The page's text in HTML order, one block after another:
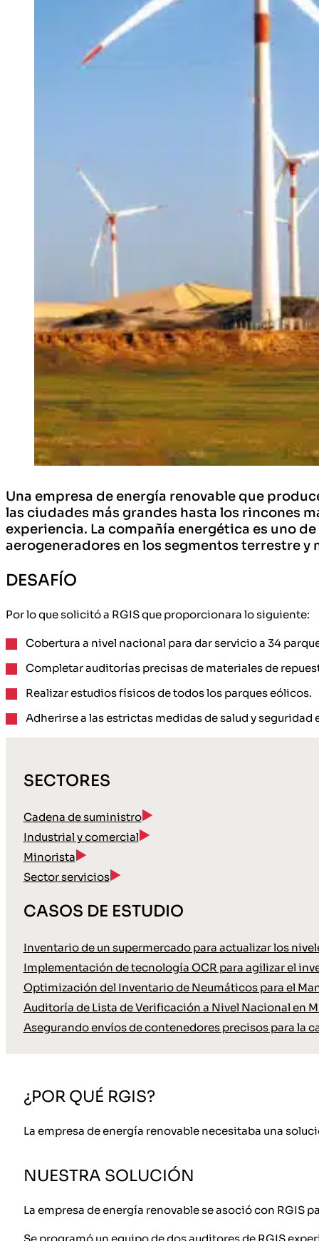
Una empresa de energía renovable que
las ciudades más grandes hasta los rincones
experiencia. La compañía energética es uno
aerogeneradores en los segmentos terrestre y
DESAFÍO
Por lo que solicitó a RGIS que proporcionara lo siguiente:
Cobertura a nivel nacional para dar servicio a 34
Completar auditorías precisas de materiales de
Realizar estudios físicos de todos los parques eólicos.
Adherirse a las estrictas medidas de salud y seguridad
SECTORES
Cadena de suministro
Industrial y comercial
Minorista
Sector servicios
CASOS DE ESTUDIO
Inventario de un supermercado para actualizar los
Implementación de tecnología OCR para agilizar el
Optimización del Inventario de Neumáticos para el
Auditoría de Lista de Verificación a Nivel Nacional en
Asegurando envíos de contenedores precisos para la
¿POR QUÉ RGIS?
La empresa de energía renovable necesitaba una
NUESTRA SOLUCIÓN
La empresa de energía renovable se asoció con